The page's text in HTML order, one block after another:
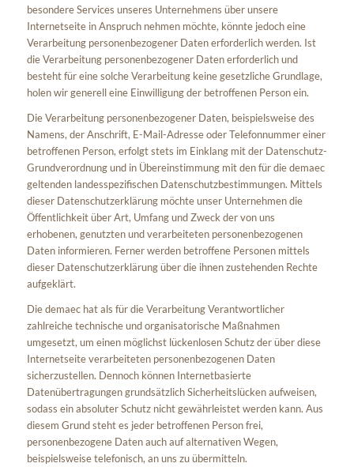
besondere Services unseres Unternehmens über unsere
Internetseite in Anspruch nehmen möchte, könnte jedoch eine
Verarbeitung personenbezogener Daten erforderlich werden. Ist
die Verarbeitung personenbezogener Daten erforderlich und
besteht für eine solche Verarbeitung keine gesetzliche Grundlage,
holen wir generell eine Einwilligung der betroffenen Person ein.
Die Verarbeitung personenbezogener Daten, beispielsweise des
Namens, der Anschrift, E-Mail-Adresse oder Telefonnummer einer
betroffenen Person, erfolgt stets im Einklang mit der Datenschutz-
Grundverordnung und in Übereinstimmung mit den für die demaec
geltenden landesspezifischen Datenschutzbestimmungen. Mittels
dieser Datenschutzerklärung möchte unser Unternehmen die
Öffentlichkeit über Art, Umfang und Zweck der von uns
erhobenen, genutzten und verarbeiteten personenbezogenen
Daten informieren. Ferner werden betroffene Personen mittels
dieser Datenschutzerklärung über die ihnen zustehenden Rechte
aufgeklärt.
Die demaec hat als für die Verarbeitung Verantwortlicher
zahlreiche technische und organisatorische Maßnahmen
umgesetzt, um einen möglichst lückenlosen Schutz der über diese
Internetseite verarbeiteten personenbezogenen Daten
sicherzustellen. Dennoch können Internetbasierte
Datenübertragungen grundsätzlich Sicherheitslücken aufweisen,
sodass ein absoluter Schutz nicht gewährleistet werden kann. Aus
diesem Grund steht es jeder betroffenen Person frei,
personenbezogene Daten auch auf alternativen Wegen,
beispielsweise telefonisch, an uns zu übermitteln.